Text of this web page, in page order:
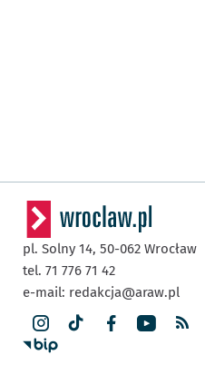
pl. Solny 14, 50-062 Wrocław
tel. 71 776 71 42
e-mail: redakcja@araw.pl